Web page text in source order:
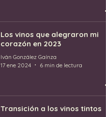
Los vinos que alegraron mi
corazón en 2023
Iván González Gaínza
17 ene 2024
6 min de lectura
Transición a los vinos tintos